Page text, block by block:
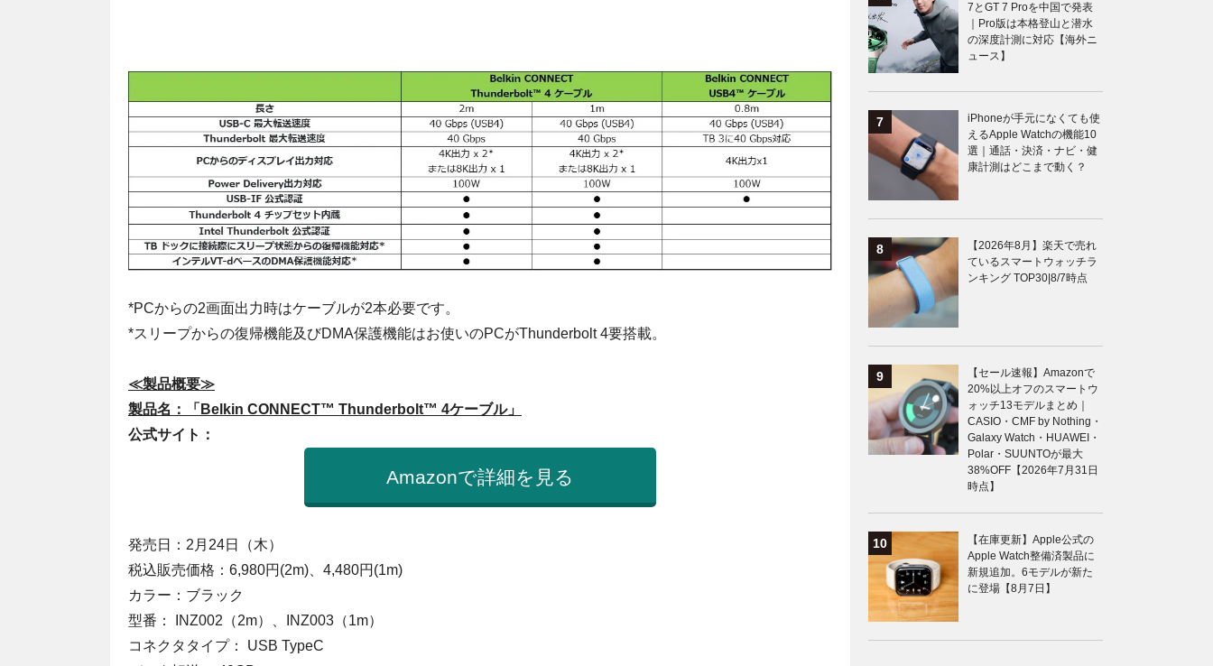
*PCからの2画面出力時はケーブルが2本必要です。
*スリープからの復帰機能及びDMA保護機能はお使いのPCがThunderbolt 4要搭載。
≪製品概要≫
製品名：「Belkin CONNECT™ Thunderbolt™ 4ケーブル」
公式サイト：
Amazonで詳細を見る
発売日：2月24日（木）
税込販売価格：6,980円(2m)、4,480円(1m)
カラー：ブラック
型番： INZ002（2m）、INZ003（1m）
コネクタタイプ： USB TypeC
7とGT 7 Proを中国で発表
｜Pro版は本格登山と潜水
の深度計測に対応【海外ニ
ュース】
iPhoneが手元になくても使
えるApple Watchの機能10
選｜通話・決済・ナビ・健
康計測はどこまで動く？
【2026年8月】楽天で売れ
ているスマートウォッチラ
ンキング TOP30|8/7時点
【セール速報】Amazonで
20%以上オフのスマートウ
ォッチ13モデルまとめ｜
CASIO・CMF by Nothing・
Galaxy Watch・HUAWEI・
Polar・SUUNTOが最大
38%OFF【2026年7月31日
時点】
【在庫更新】Apple公式の
Apple Watch整備済製品に
新規追加。6モデルが新た
に登場【8月7日】